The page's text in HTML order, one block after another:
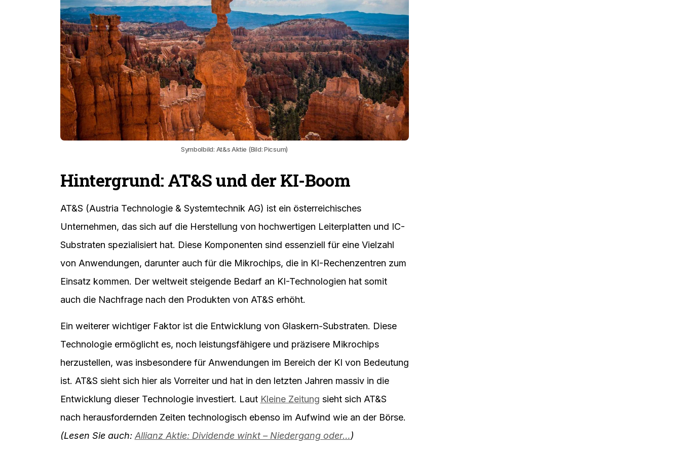
Symbolbild: At&s Aktie (Bild: Picsum)
Hintergrund: AT&S und der KI-Boom
AT&S (Austria Technologie & Systemtechnik AG) ist ein österreichisches
Unternehmen, das sich auf die Herstellung von hochwertigen Leiterplatten und IC-
Substraten spezialisiert hat. Diese Komponenten sind essenziell für eine Vielzahl
von Anwendungen, darunter auch für die Mikrochips, die in KI-Rechenzentren zum
Einsatz kommen. Der weltweit steigende Bedarf an KI-Technologien hat somit
auch die Nachfrage nach den Produkten von AT&S erhöht.
Ein weiterer wichtiger Faktor ist die Entwicklung von Glaskern-Substraten. Diese
Technologie ermöglicht es, noch leistungsfähigere und präzisere Mikrochips
herzustellen, was insbesondere für Anwendungen im Bereich der KI von Bedeutung
ist. AT&S sieht sich hier als Vorreiter und hat in den letzten Jahren massiv in die
Entwicklung dieser Technologie investiert. Laut Kleine Zeitung sieht sich AT&S
nach herausfordernden Zeiten technologisch ebenso im Aufwind wie an der Börse.
(Lesen Sie auch: Allianz Aktie: Dividende winkt – Niedergang oder…)